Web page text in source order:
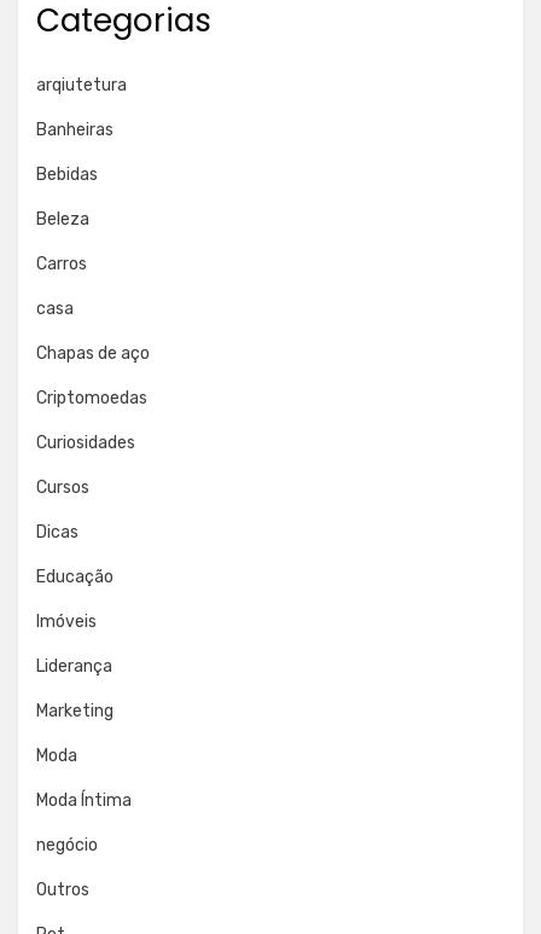
Categorias
arqiutetura
Banheiras
Bebidas
Beleza
Carros
casa
Chapas de aço
Criptomoedas
Curiosidades
Cursos
Dicas
Educação
Imóveis
Liderança
Marketing
Moda
Moda Íntima
negócio
Outros